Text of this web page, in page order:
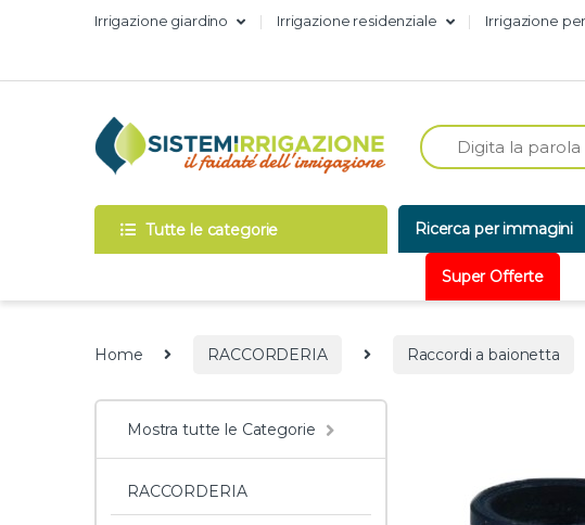
Skip to navigation
Skip to contentIrrigazione giardino Irrigazione residenziale Irrigazione
Tutte le categorie Ricerca per immagini
Super Offerte
Home RACCORDERIA Raccordi a baionetta
Mostra tutte le Categorie
RACCORDERIA